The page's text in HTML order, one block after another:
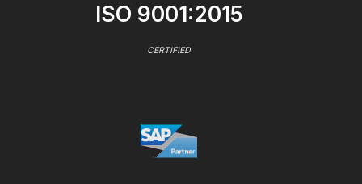
ISO 9001:2015
CERTIFIED